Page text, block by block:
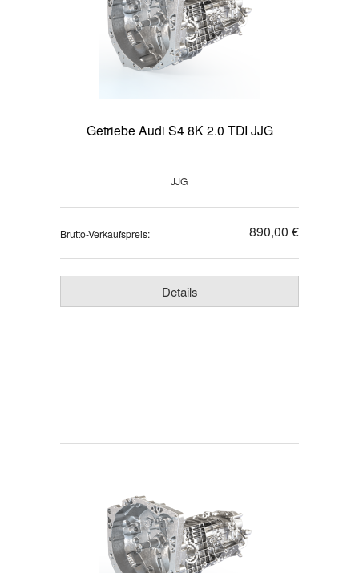
Getriebe Audi S4 8K 2.0 TDI JJG
JJG
Brutto-Verkaufspreis: 890,00 €
Details